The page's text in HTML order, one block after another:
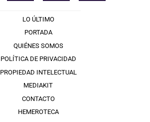
LO ÚLTIMO
PORTADA
QUIÉNES SOMOS
POLÍTICA DE PRIVACIDAD
PROPIEDAD INTELECTUAL
MEDIAKIT
CONTACTO
HEMEROTECA